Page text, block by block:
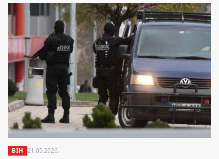
BIH 21.05.2026.